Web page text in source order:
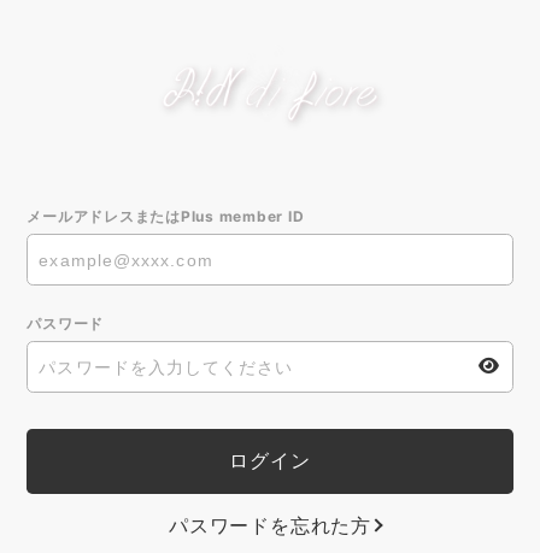
メールアドレスまたはPlus member ID
パスワード
パスワードを忘れた方